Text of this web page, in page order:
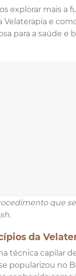
explorar mais a
Velaterapia e
para a saúde e
que
da
técnica capilar
popularizou no